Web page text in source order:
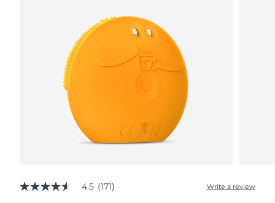
4.5
4.5 (171) Write a review